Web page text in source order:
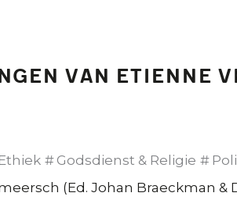
van Etienne
Godsdienst & Religie
(Ed. Johan Braeckman &